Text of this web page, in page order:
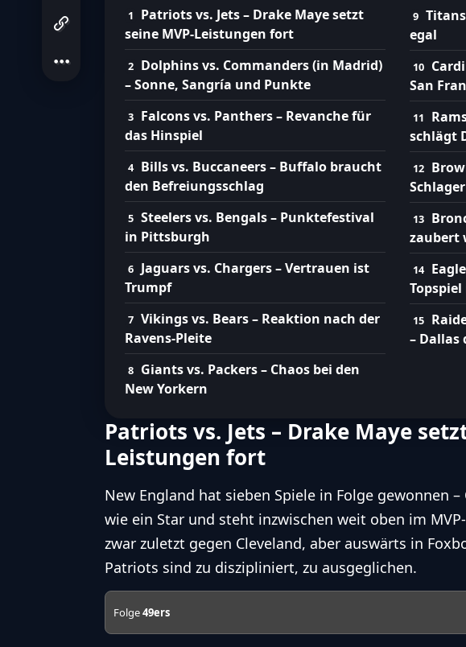
Patriots vs. Jets – Drake Maye setzt
seine MVP-Leistungen fort
Dolphins vs. Commanders (in Madrid)
– Sonne, Sangría und Punkte
Falcons vs. Panthers – Revanche für
das Hinspiel
Bills vs. Buccaneers – Buffalo braucht
den Befreiungsschlag
Steelers vs. Bengals – Punktefestival
in Pittsburgh
Jaguars vs. Chargers – Vertrauen ist
Trumpf
Vikings vs. Bears – Reaktion nach der
Ravens-Pleite
Giants vs. Packers – Chaos bei den
New Yorkern
egal
San
schlägt
Schlager
zaubert
–
Patriots vs. Jets – Drake Maye
Leistungen fort
New England hat sieben Spiele in Folge gewonnen
wie ein Star und steht inzwischen weit oben im
zwar zuletzt gegen Cleveland, aber auswärts in
Patriots sind zu diszipliniert, zu ausgeglichen.
Folge49ers